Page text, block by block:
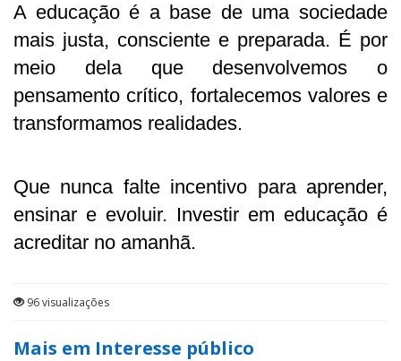
A educação é a base de uma sociedade
mais justa, consciente e preparada. É por
meio dela que desenvolvemos o
pensamento crítico, fortalecemos valores e
transformamos realidades.
Que nunca falte incentivo para aprender,
ensinar e evoluir. Investir em educação é
acreditar no amanhã.
96 visualizações
Mais em Interesse público